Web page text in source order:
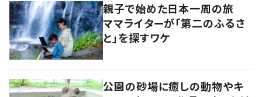
親子で始めた日本一周の旅
ママライターが「第二のふるさ
と」を探すワケ
公園の砂場に癒しの動物やキ